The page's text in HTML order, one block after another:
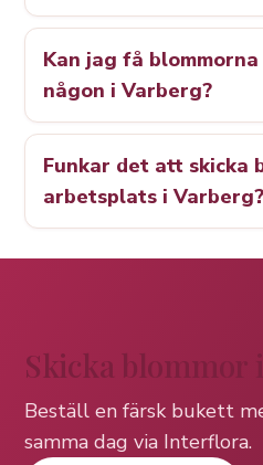
Kan jag få
någon i Varberg?
Funkar det att skicka
arbetsplats i Varberg?
Skicka blommor i
Beställ en färsk bukett
samma dag via Interflora.